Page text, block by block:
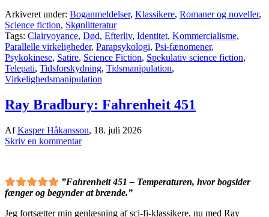
Arkiveret under: Boganmeldelser, Klassikere, Romaner og noveller,
Science fiction, Skønlitteratur
Tags: Clairvoyance, Død, Efterliv, Identitet, Kommercialisme,
Parallelle virkeligheder, Parapsykologi, Psi-fænomener,
Psykokinese, Satire, Science Fiction, Spekulativ science fiction,
Telepati, Tidsforskydning, Tidsmanipulation,
Virkelighedsmanipulation
Ray Bradbury: Fahrenheit 451
AfKasper Håkansson, 18. juli 2026
Skriv en kommentar
”Fahrenheit 451 – Temperaturen, hvor bogsider
fænger og begynder at brænde.”
Jeg fortsætter min genlæsning af sci-fi-klassikere, nu med Ray